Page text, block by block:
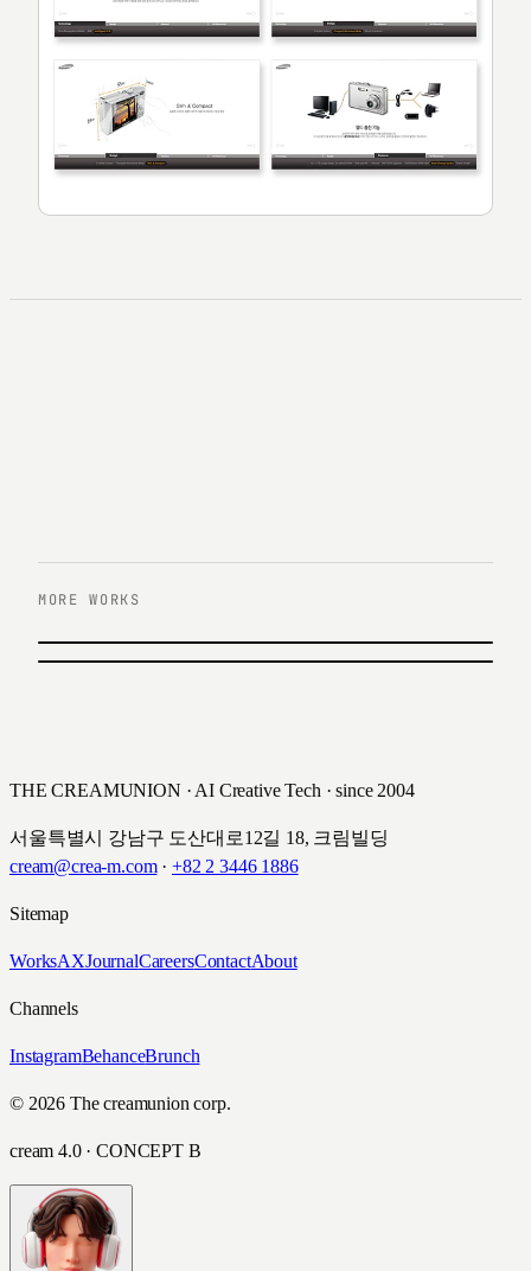
MORE WORKS
THE CREAMUNION · AI Creative Tech · since 2004
서울특별시 강남구 도산대로12길 18, 크림빌딩
cream@crea-m.com· +82 2 3446 1886
Sitemap
WorksAXJournalCareersContactAbout
Channels
InstagramBehanceBrunch
© 2026 The creamunion corp.
cream 4.0 · CONCEPT B